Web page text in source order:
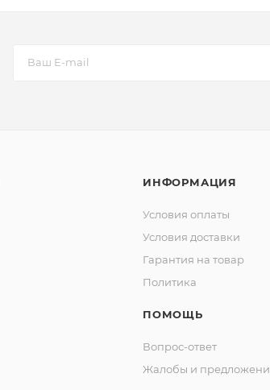
ИНФОРМАЦИЯ
Условия оплаты
Условия доставки
Гарантия на товар
Политика
ПОМОЩЬ
Вопрос-ответ
Жалобы и